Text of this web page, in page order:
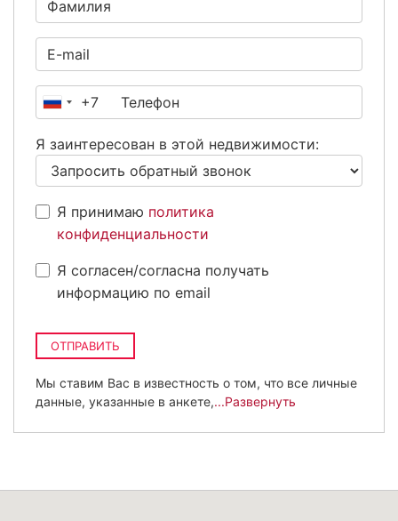
Россия
+7
Я заинтересован в этой недвижимости:
Я принимаю политика
конфиденциальности
Я согласен/согласна получать
информацию по email
ОТПРАВИТЬ
Мы ставим Вас в известность о том, что все личные
данные, указанные в анкете,...Развернуть